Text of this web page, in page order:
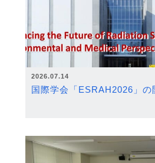
2026.07.14
国際学会「ESRAH2026」の